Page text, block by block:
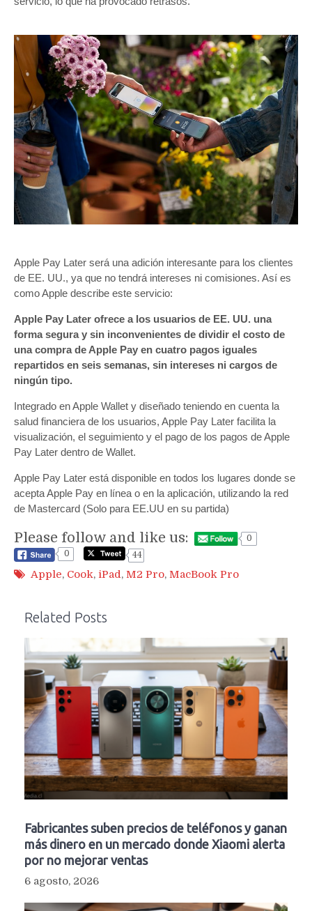
Apple Pay Later será una adición interesante para los clientes
de EE. UU., ya que no tendrá intereses ni comisiones. Así es
como Apple describe este servicio:
Apple Pay Later ofrece a los usuarios de EE. UU. una
forma segura y sin inconvenientes de dividir el costo de
una compra de Apple Pay en cuatro pagos iguales
repartidos en seis semanas, sin intereses ni cargos de
ningún tipo.
Integrado en Apple Wallet y diseñado teniendo en cuenta la
salud financiera de los usuarios, Apple Pay Later facilita la
visualización, el seguimiento y el pago de los pagos de Apple
Pay Later dentro de Wallet.
Apple Pay Later está disponible en todos los lugares donde se
acepta Apple Pay en línea o en la aplicación, utilizando la red
de Mastercard (Solo para EE.UU en su partida)
Please follow and like us:
0
0
44
Apple, Cook, iPad, M2 Pro, MacBook Pro
Related Posts
Fabricantes suben precios de teléfonos y ganan
más dinero en un mercado donde Xiaomi alerta
por no mejorar ventas
6 agosto, 2026